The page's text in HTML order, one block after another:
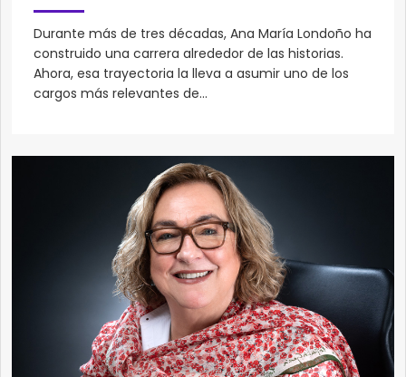
Durante más de tres décadas, Ana María Londoño ha
construido una carrera alrededor de las historias.
Ahora, esa trayectoria la lleva a asumir uno de los
cargos más relevantes de...